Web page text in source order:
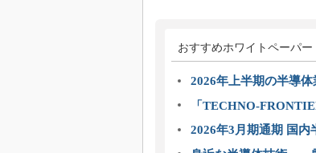
おすすめホワイトペーパー
2026年上半期の半導
「TECHNO-
2026年3月期通期 国内